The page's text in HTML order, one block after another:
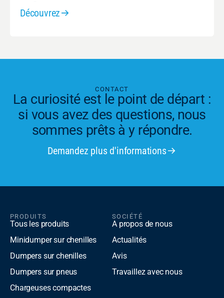
Découvrez
CONTACT
La curiosité est le point de départ :
si vous avez des questions, nous
sommes prêts à y répondre.
Demandez plus d'informations
PRODUITS
Tous les produits
Minidumper sur chenilles
Dumpers sur chenilles
Dumpers sur pneus
Chargeuses compactes
SOCIÉTÉ
A propos de nous
Actualités
Avis
Travaillez avec nous